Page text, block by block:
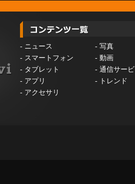
- ニュース - 写真
- スマートフォン - 動画
- タブレット - 通信サー
- アプリ -
トレンド
- アクセサリ